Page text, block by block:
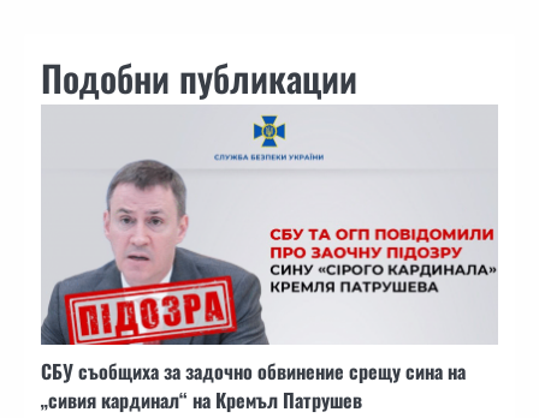
Подобни публикации
СБУ съобщиха за задочно обвинение срещу сина на
„сивия кардинал“ на Кремъл Патрушев